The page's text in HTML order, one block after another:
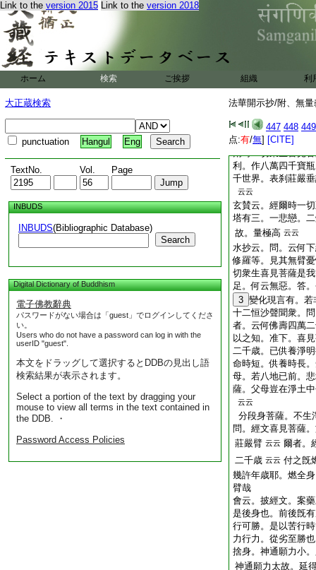
Link to the version 2015 Link to the version 2018
ホーム 検索 ご挨拶 組織 利
大正蔵検索
punctuation Hangul Eng
TextNo. Vol. Page
INBUDS
INBUDS(Bibliographic Database)
Search
Digital Dictionary of Buddhism
電子佛教辭典
パスワードがない場合は「guest」でログインしてくださ
い。
Users who do not have a password can log in with the
userID "guest".
本文をドラッグして選択するとDDBの見出し語
検索結果が表示されます。
Select a portion of the text by dragging your
mouse to view all terms in the text contained in
the DDB. ・
Password Access Policies
法華開示抄/附、無
447 448 449
点:有/無] [CITE]
聞者。借彼名説。
三千界也。擬花臺
尋云。報身實有舍
遺骸乎。若又無舍
爲報佛證耶
答。變易身能化實
現父母王國之時。
經曰。日月淨明德
爾時一切衆生喜見
利。作八萬四千寶
千世界。表刹莊嚴
云云
玄賛云。經爾時一
塔有三。一悲戀。
故。量極高 云云
水抄云。問。云何
修羅等。見其無臂
切衆生喜見菩薩是
足。何云無惡。答
3 變化現言有。
十二恒沙聲聞衆。
者。云何佛壽四萬
以之知。准下。喜
二千歳。已供養淨
命時短。供養時長
母。若八地已前。
薩。父母豈在淨土
云云
分段身菩薩。不生
問。經文喜見菩薩
莊嚴臂 云云 爾者。
二千歳 云云 付之旣
幾許年歳耶。燃全
臂哉
會云。披經文。案
是後身也。前後旣
行可勝。是以苦行
力行力。從劣至勝
捨身。神通願力小
神通願力太故。延